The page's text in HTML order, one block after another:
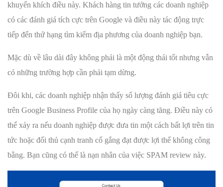
khuyến khích điều này. Khách hàng tin tưởng các doanh nghiệp
có các đánh giá tích cực trên Google và điều này tác động trực
tiếp đến thứ hạng tìm kiếm địa phương của doanh nghiệp bạn.
Mặc dù về lâu dài đây không phải là một động thái tốt nhưng vẫn
có những trường hợp cần phải tạm dừng.
Đôi khi, các doanh nghiệp nhận thấy số lượng đánh giá tiêu cực
trên Google Business Profile của họ ngày càng tăng. Điều này có
thể xảy ra nếu doanh nghiệp được đưa tin một cách bất lợi trên tin
tức hoặc đối thủ cạnh tranh cố gắng đạt được lợi thế không công
bằng. Bạn cũng có thể là nạn nhân của việc SPAM review này.